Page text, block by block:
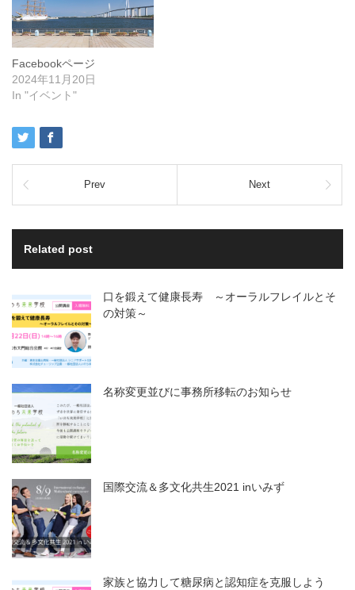
Facebookページ
2024年11月20日
In "イベント"
Prev Next
Related post
口を鍛えて健康長寿 ～オーラルフレイルとそ
の対策～
名称変更並びに事務所移転のお知らせ
国際交流＆多文化共生2021 inいみず
家族と協力して糖尿病と認知症を克服しよう